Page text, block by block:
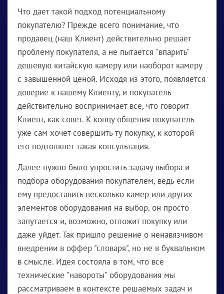
Что дает такой подход потенциальному
покупателю? Прежде всего понимание, что
продавец (наш Клиент) действительно решает
проблему покупателя, а не пытается "впарить"
дешевую китайскую камеру или наоборот камеру
с завышенной ценой. Исходя из этого, появляется
доверие к нашему Клиенту, и покупатель
действительно воспринимает все, что говорит
Клиент, как совет. К концу общения покупатель
уже сам хочет совершить ту покупку, к которой
его подтолкнет такая консультация.
Далее нужно было упростить задачу выбора и
подбора оборудования покупателем, ведь если
ему предоставить несколько камер или других
элементов оборудования на выбор, он просто
запутается и, возможно, отложит покупку или
даже уйдет. Так пришло решение о ненавязчивом
внедрении в оффер "словаря", но не в буквальном
в смысле. Идея состояла в том, что все
технические "навороты" оборудования мы
рассматриваем в контексте решаемых задач и